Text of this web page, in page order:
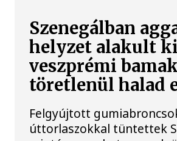
Szenegálban
helyzet alakult
veszprémi
töretlenül halad
Felgyújtott
úttorlaszokkal tüntettek